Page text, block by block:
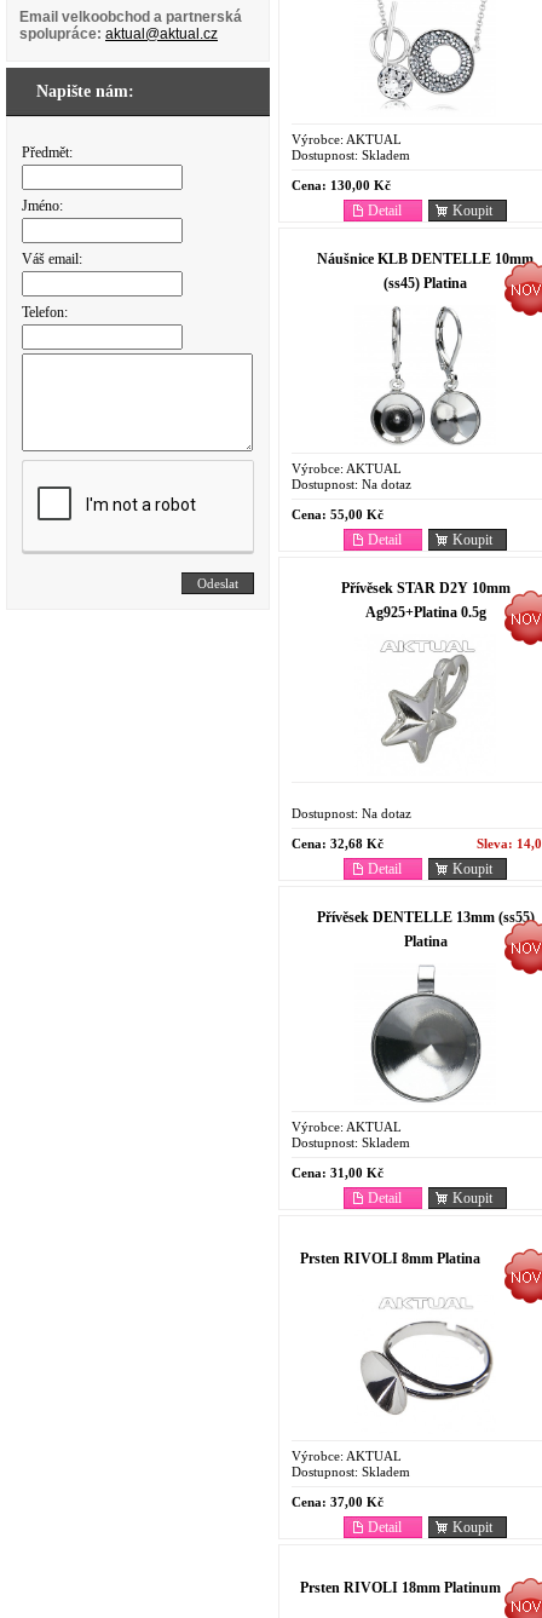
Email velkoobchod a partnerská
spolupráce: aktual@aktual.cz
Napište nám:
Předmět:
Jméno:
Váš email:
Telefon:
Výrobce: AKTUAL
Dostupnost: Skladem
Cena: 130,00 Kč
Koupit
Detail
Náušnice KLB DENTELLE 10mm
(ss45) Platina
Výrobce: AKTUAL
Dostupnost: Na dotaz
Cena: 55,00 Kč
Koupit
Detail
Přívěsek STAR D2Y 10mm
Ag925+Platina 0.5g
Dostupnost: Na dotaz
Cena: 32,68 Kč Sleva:
Koupit
Detail
Přívěsek DENTELLE 13mm (ss55)
Platina
Výrobce: AKTUAL
Dostupnost: Skladem
Cena: 31,00 Kč
Koupit
Detail
Prsten RIVOLI 8mm Platina
Výrobce: AKTUAL
Dostupnost: Skladem
Cena: 37,00 Kč
Koupit
Detail
Prsten RIVOLI 18mm Platinum